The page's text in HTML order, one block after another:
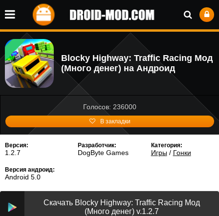
Blocky Highway: Traffic Racing Мод
(Много денег) на Андроид
Голосов: 236000
В закладки
Версия:
1.2.7
Разработчик:
DogByte Games
Категория:
Игры/ Гонки
Версия андроид:
Android 5.0
Скачать Blocky Highway: Traffic Racing Мод
(Много денег) v.1.2.7